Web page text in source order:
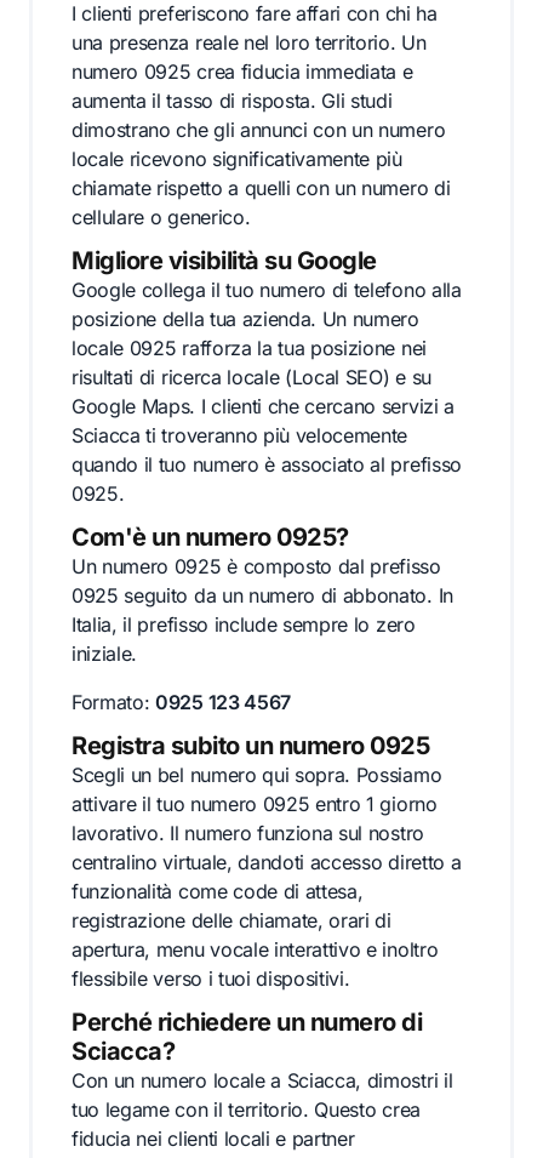
I clienti preferiscono fare affari con chi ha
una presenza reale nel loro territorio. Un
numero 0925 crea fiducia immediata e
aumenta il tasso di risposta. Gli studi
dimostrano che gli annunci con un numero
locale ricevono significativamente più
chiamate rispetto a quelli con un numero di
cellulare o generico.
Migliore visibilità su Google
Google collega il tuo numero di telefono alla
posizione della tua azienda. Un numero
locale 0925 rafforza la tua posizione nei
risultati di ricerca locale (Local SEO) e su
Google Maps. I clienti che cercano servizi a
Sciacca ti troveranno più velocemente
quando il tuo numero è associato al prefisso
0925.
Com'è un numero 0925?
Un numero 0925 è composto dal prefisso
0925 seguito da un numero di abbonato. In
Italia, il prefisso include sempre lo zero
iniziale.
Formato:0925 123 4567
Registra subito un numero 0925
Scegli un bel numero qui sopra. Possiamo
attivare il tuo numero 0925 entro 1 giorno
lavorativo. Il numero funziona sul nostro
centralino virtuale, dandoti accesso diretto a
funzionalità come code di attesa,
registrazione delle chiamate, orari di
apertura, menu vocale interattivo e inoltro
flessibile verso i tuoi dispositivi.
Perché richiedere un numero di
Sciacca?
Con un numero locale a Sciacca, dimostri il
tuo legame con il territorio. Questo crea
fiducia nei clienti locali e partner